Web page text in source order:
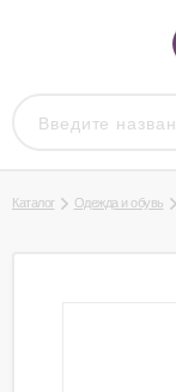
Каталог Одежда и обувь